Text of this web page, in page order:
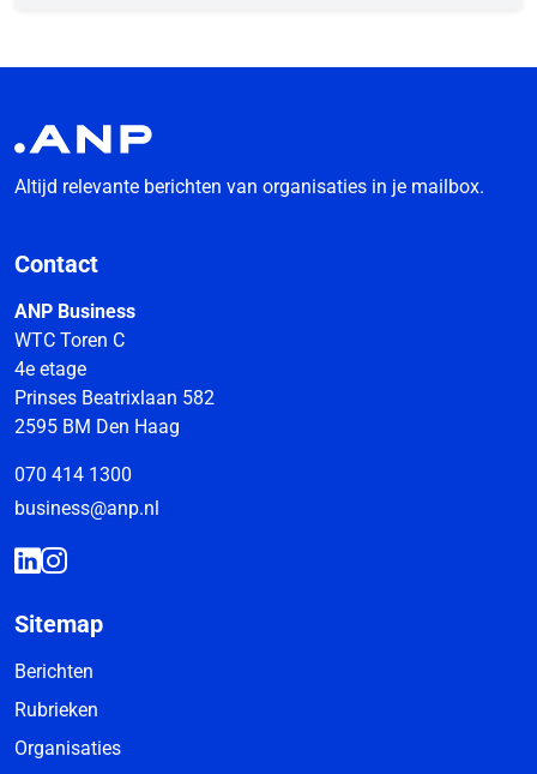
Altijd relevante berichten van organisaties in je mailbox.
Contact
ANP Business
WTC Toren C
4e etage
Prinses Beatrixlaan 582
2595 BM Den Haag
070 414 1300
business@anp.nl
Sitemap
Berichten
Rubrieken
Organisaties